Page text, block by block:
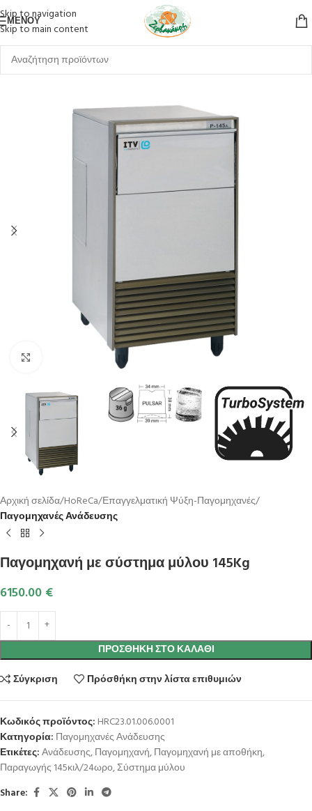
Skip to navigation
Skip to main content
ΜΕΝΟΎ
Κλικ για μεγέθυνση
Αρχική σελίδα HoReCa Επαγγελματική Ψύξη-Παγομηχανές
Παγομηχανές Ανάδευσης
Παγομηχανή με σύστημα μύλου 145Kg
6150.00 €
ΠΡΟΣΘΉΚΗ ΣΤΟ ΚΑΛΆΘΙ
Σύγκριση
Πρόσθήκη στην λίστα επιθυμιών
Κωδικός προϊόντος: HRC23.01.006.0001
Κατηγορία: Παγομηχανές Ανάδευσης
Ετικέτες:Ανάδευσης,Παγομηχανή,Παγομηχανή με αποθήκη,
Παραγωγής 145κιλ/24ωρο,Σύστημα μύλου
Share: